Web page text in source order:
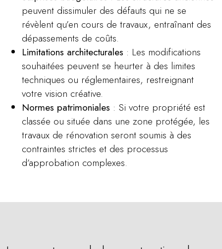
peuvent dissimuler des défauts qui ne se
révèlent qu’en cours de travaux, entraînant des
dépassements de coûts.
Limitations architecturales : Les modifications
souhaitées peuvent se heurter à des limites
techniques ou réglementaires, restreignant
votre vision créative.
Normes patrimoniales : Si votre propriété est
classée ou située dans une zone protégée, les
travaux de rénovation seront soumis à des
contraintes strictes et des processus
d’approbation complexes.